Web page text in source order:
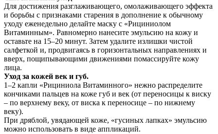
Для достижения разглаживающего, омолаживающего эффекта
и борьбы с признаками старения в дополнение к обычному
уходу еженедельно делайте маску с «Рициниолом
Витаминным». Равномерно нанесите эмульсию на кожу и
оставьте на 15–20 минут. Затем удалите излишки чистой
салфеткой и, продвигаясь в горизонтальных направлениях и
вверх, пощипывающими движениями помассируйте кожу
лица.
Уход за кожей век и губ.
1–2 капли «Рициниола Витаминного» нежно распределите
кончиками пальцев на коже губ и век (от переносицы к виску
– по верхнему веку, от виска к переносице – по нижнему
веку).
При дряблой, увядающей коже, «гусиных лапках» эмульсию
можно использовать в виде аппликаций.